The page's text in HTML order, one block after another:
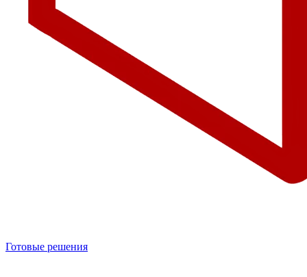
Готовые решения